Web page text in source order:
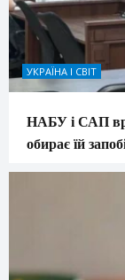
УКРАЇНА І СВІТ
НАБУ і САП
обирає їй